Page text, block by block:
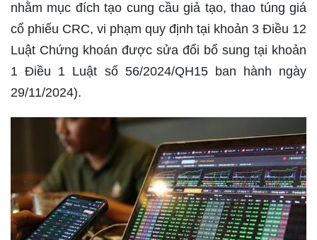
nhằm mục đích tạo cung cầu giả tạo, thao túng giá
cổ phiếu CRC, vi phạm quy định tại khoản 3 Điều 12
Luật Chứng khoán được sửa đổi bổ sung tại khoản
1 Điều 1 Luật số 56/2024/QH15 ban hành ngày
29/11/2024).